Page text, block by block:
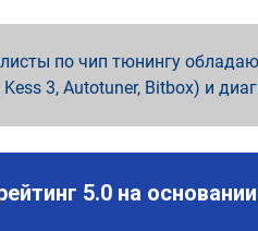
по чип тюнингу
3, Autotuner, Bitbox) и
5.0 на